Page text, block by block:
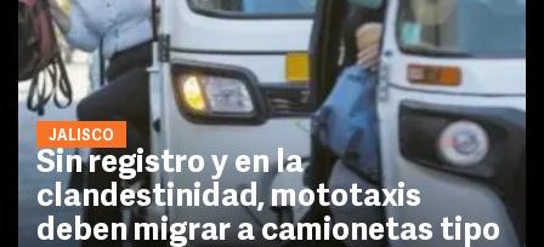
JALISCO
Sin registro y en la
clandestinidad, mototaxis
deben migrar a camionetas tipo